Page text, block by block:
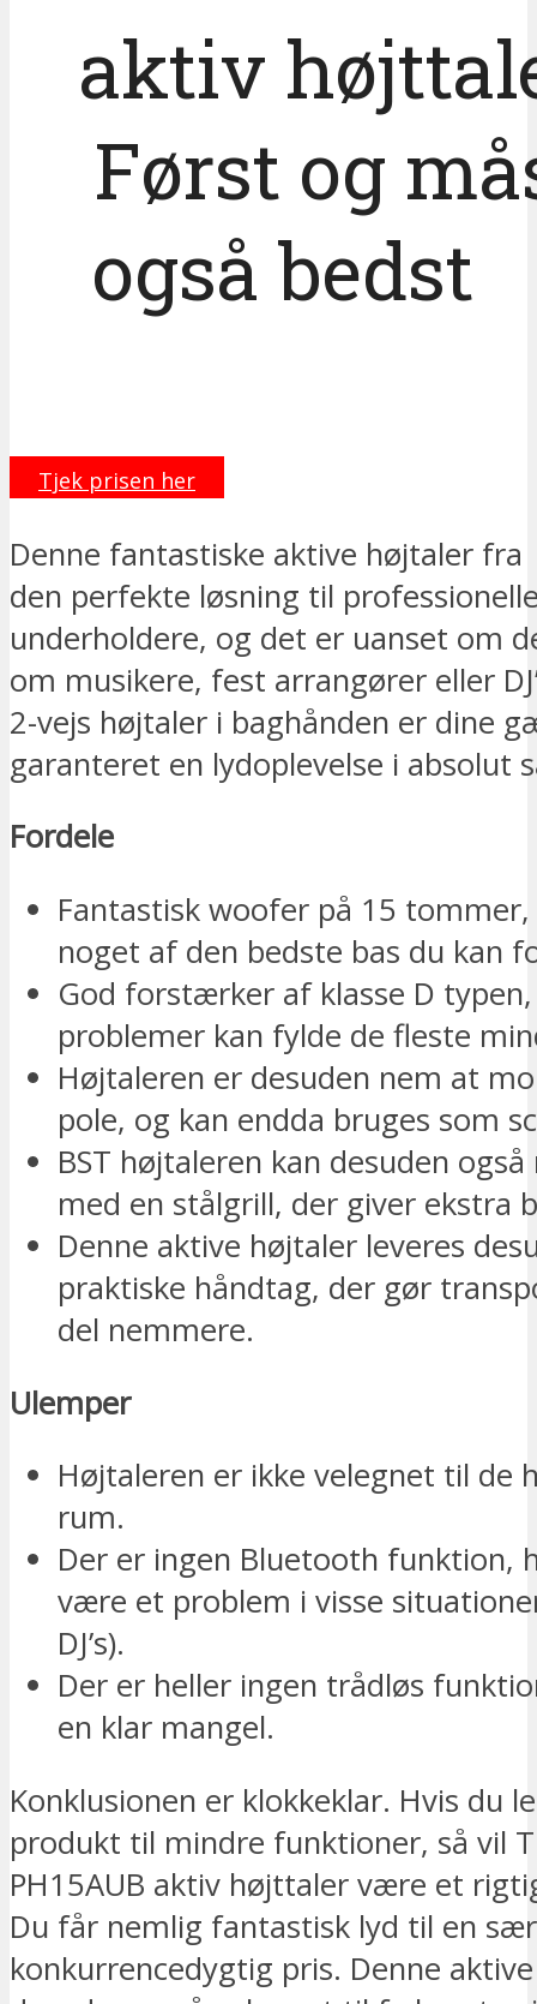
aktiv
Først og
også
Tjek prisen her
Denne fantastiske aktive højtaler
den perfekte løsning til
underholdere, og det er uanset om
om musikere, fest arrangører eller
2-vejs højtaler i baghånden er dine
garanteret en lydoplevelse i absolut
Fordele
Fantastisk woofer på 15
noget af den bedste bas du kan
God forstærker af klasse D
problemer kan fylde de fleste
Højtaleren er desuden nem at
pole, og kan endda bruges som
BST højtaleren kan desuden
med en stålgrill, der giver ekstra
Denne aktive højtaler leveres
praktiske håndtag, der gør
del nemmere.
Ulemper
Højtaleren er ikke velegnet til de
rum.
Der er ingen Bluetooth funktion,
være et problem i visse
DJ’s).
Der er heller ingen trådløs
en klar mangel.
Konklusionen er klokkeklar. Hvis du
produkt til mindre funktioner, så vil
PH15AUB aktiv højttaler være et
Du får nemlig fantastisk lyd til en
konkurrencedygtig pris. Denne